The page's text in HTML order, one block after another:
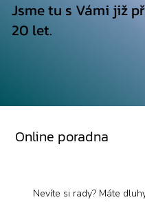
Jsme tu s Vámi již
20 let.
Online poradna
Nevíte si rady? Máte